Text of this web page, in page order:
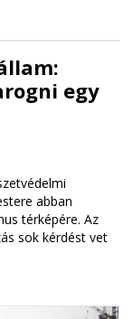
egy
abban
térképére. Az
sok kérdést vet